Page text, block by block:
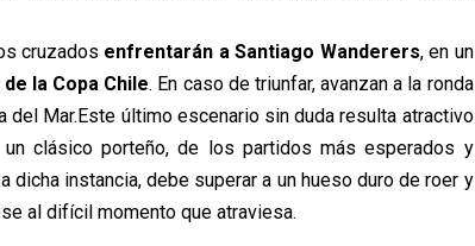
cruzados enfrentarán a Santiago Wanderers, en un
la Copa Chile. En caso de triunfar, avanzan a la ronda
del Mar.Este último escenario sin duda resulta atractivo
clásico porteño, de los partidos más esperados y
instancia, debe superar a un hueso duro de roer y
al difícil momento que atraviesa.